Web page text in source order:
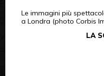
Le immagini più
a Londra (photo Corbis
LA